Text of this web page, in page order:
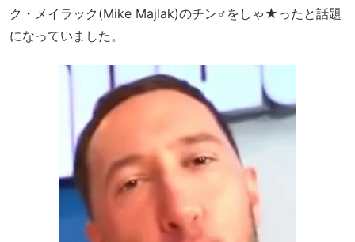
ク・メイラック(Mike Majlak)のチン♂をしゃ★ったと話題
になっていました。